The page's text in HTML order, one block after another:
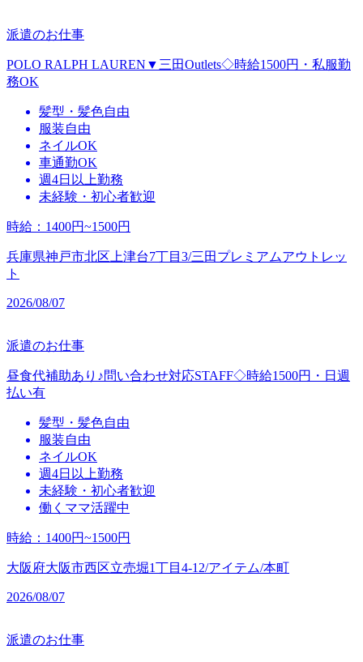
派遣のお仕事
POLO RALPH LAUREN▼三田Outlets◇時給1500円・私服勤
務OK
髪型・髪色自由
服装自由
ネイルOK
車通勤OK
週4日以上勤務
未経験・初心者歓迎
時給 ： 1400円~1500円
兵庫県神戸市北区上津台7丁目3/三田プレミアムアウトレッ
ト
2026/08/07
派遣のお仕事
昼食代補助あり♪問い合わせ対応STAFF◇時給1500円・日週
払い有
髪型・髪色自由
服装自由
ネイルOK
週4日以上勤務
未経験・初心者歓迎
働くママ活躍中
時給 ： 1400円~1500円
大阪府大阪市西区立売堀1丁目4-12/アイテム/本町
2026/08/07
派遣のお仕事